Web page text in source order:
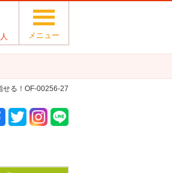
メニュー
せる！OF-00256-27